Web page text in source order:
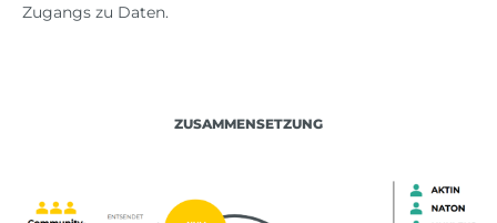
Zugangs zu Daten.
ZUSAMMENSETZUNG